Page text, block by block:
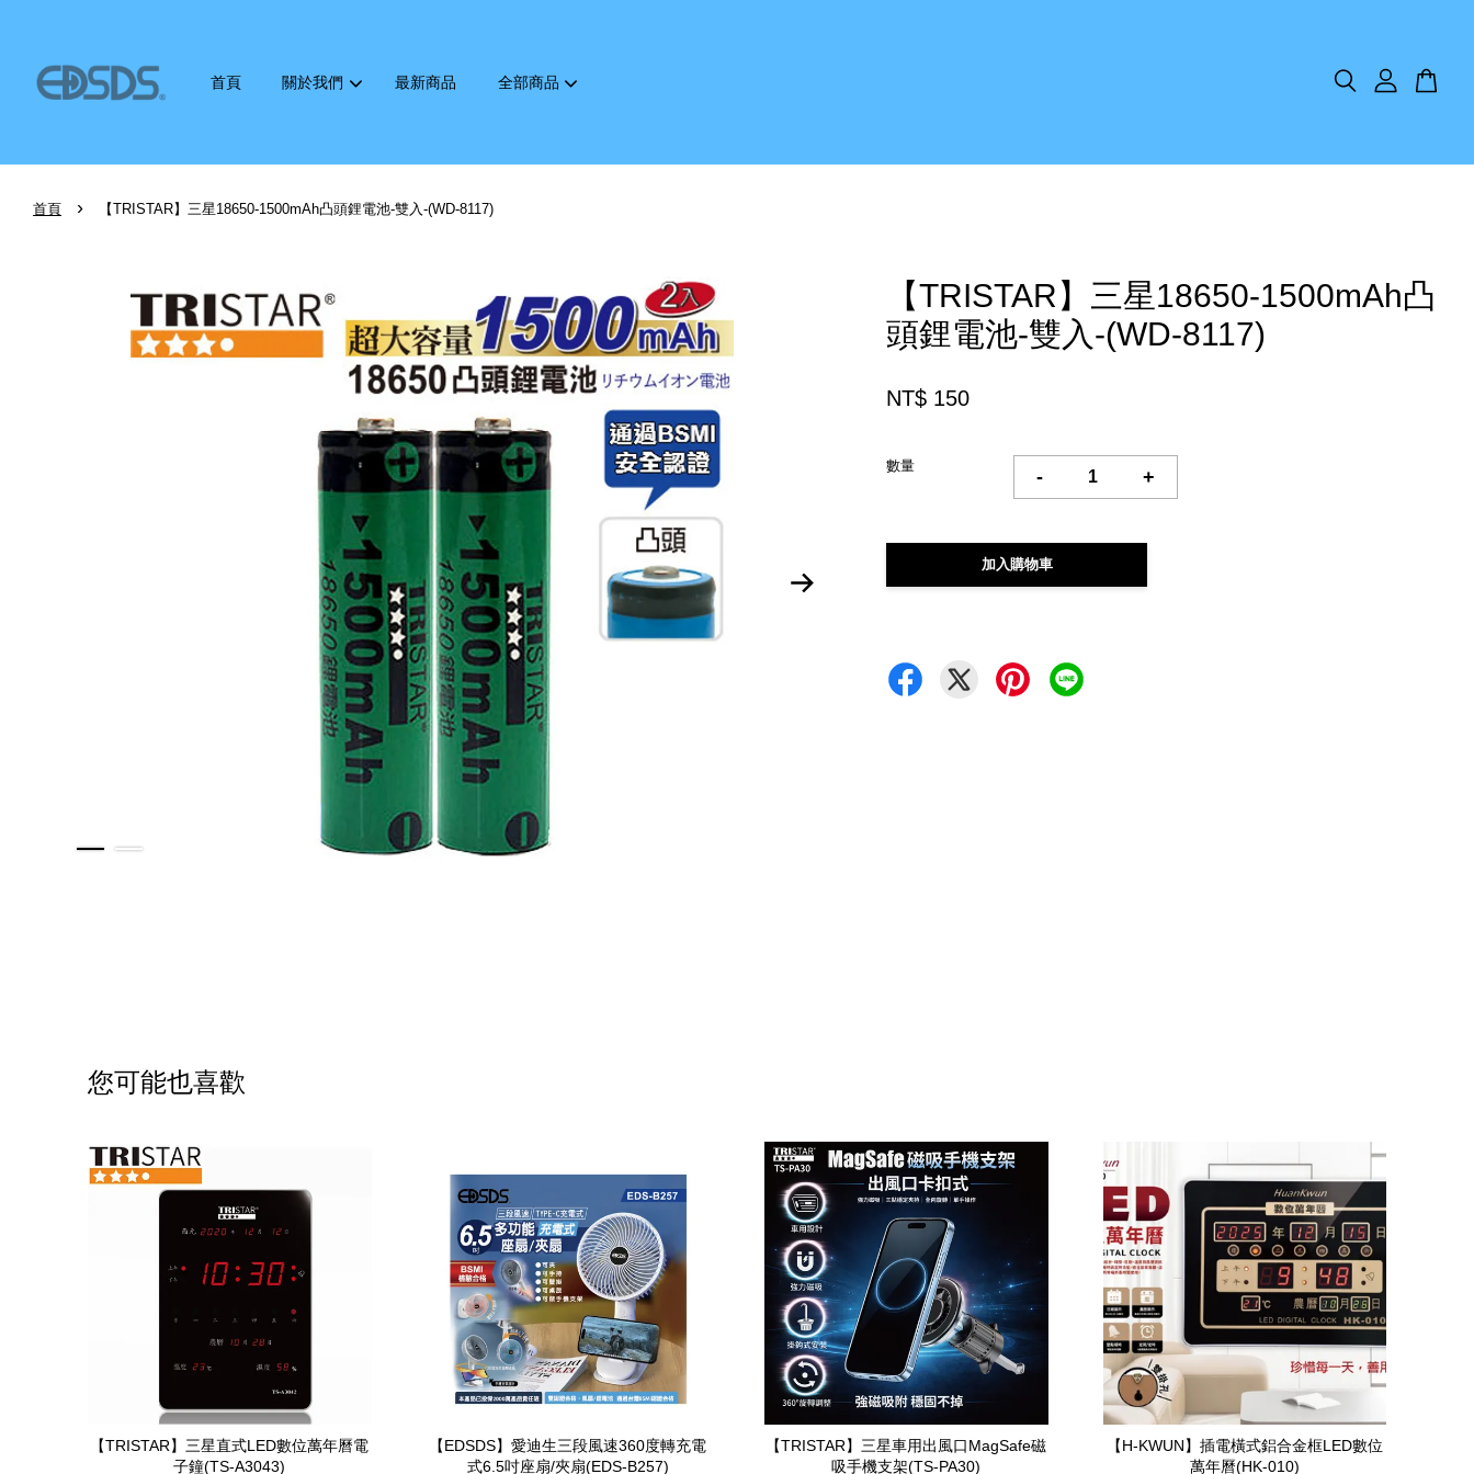
首頁 關於我們 最新商品 全部商品
首頁 › 【TRISTAR】三星18650-1500mAh凸頭鋰電池-雙入-(WD-8117)
【TRISTAR】三星18650-1500mAh凸
頭鋰電池-雙入-(WD-8117)
NT$ 150
數量
- +
加入購物車
您可能也喜歡
【TRISTAR】三星直式LED數位萬年曆電
子鐘(TS-A3043)
【EDSDS】愛迪生三段風速360度轉充電
式6.5吋座扇/夾扇(EDS-B257)
【TRISTAR】三星車用出風口MagSafe磁
吸手機支架(TS-PA30)
【H-KWUN】插電橫式鋁合金框LED數位
萬年曆(HK-010)